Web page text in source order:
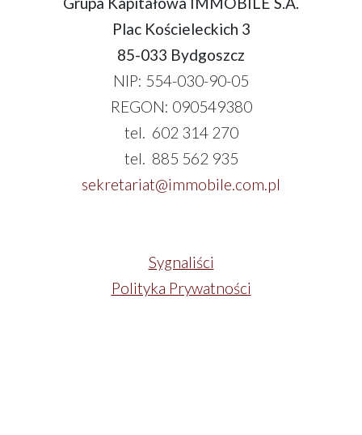
Plac Kościeleckich 3
85-033 Bydgoszcz
NIP: 554-030-90-05
REGON: 090549380
tel. 602 314 270
tel. 885 562 935
sekretariat@immobile.com.pl
Sygnaliści
Polityka Prywatności